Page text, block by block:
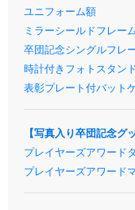
ユニフォーム額
ミラーシールドフレー
卒団記念シングルフレ
時計付きフォトスタン
表彰プレート付バット
【写真入り卒団記念グ
プレイヤーズアワード
プレイヤーズアワード